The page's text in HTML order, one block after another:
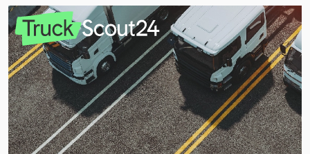
Mercedes-Benz Sprinter 316
Mercedes-Benz Sprinter 500
Mercedes-Benz Vario
Merlo Tf 42.7 Cs-145
Schäffer 2028 Slt